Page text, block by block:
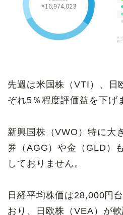
先週は米国株（VTI）、日
ぞれ5％程度評価益を下げ
新興国株（VWO）特に大
券（AGG）や金（GLD）
しておりません。
日経平均株価は28,000円
おり、日欧株（VEA）が